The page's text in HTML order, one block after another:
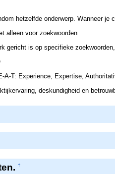
hetzelfde onderwerp. Wanneer
alleen voor zoekwoorden
gericht is op specifieke
A-T: Experience, Expertise,
deskundigheid en
†